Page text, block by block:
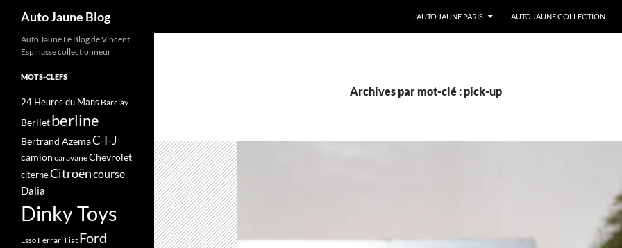
Auto Jaune Blog
L’AUTO JAUNE PARIS
AUTO JAUNE COLLECTION
Archives par mot-clé : pick-up
Auto Jaune Le Blog de Vincent
Espinasse collectionneur
MOTS-CLEFS
24 Heures du Mans Barclay
Berlietberline
Bertrand AzemaC-I-J
camion caravaneChevrolet
citerneCitroëncourse
Dalia
Dinky Toys
Esso Ferrari Fiat Ford